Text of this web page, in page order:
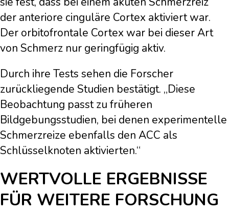
der anteriore cinguläre Cortex aktiviert war.
Der orbitofrontale Cortex war bei dieser Art
von Schmerz nur geringfügig aktiv.
Durch ihre Tests sehen die Forscher
zurückliegende Studien bestätigt. „Diese
Beobachtung passt zu früheren
Bildgebungsstudien, bei denen experimentelle
Schmerzreize ebenfalls den ACC als
Schlüsselknoten aktivierten.“
WERTVOLLE ERGEBNISSE
FÜR WEITERE FORSCHUNG